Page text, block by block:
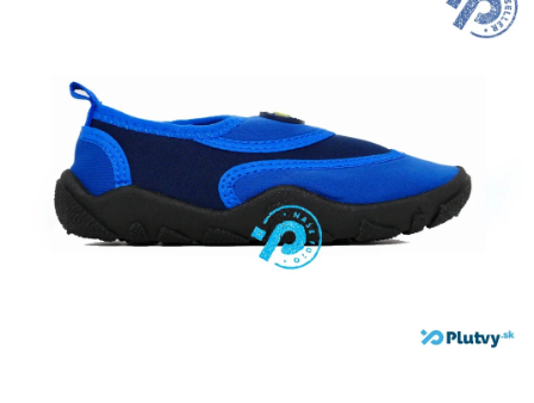
VŠETKO PRE DETI
HRAČKY DO VODY
PODVODNÉ SKÚTRE